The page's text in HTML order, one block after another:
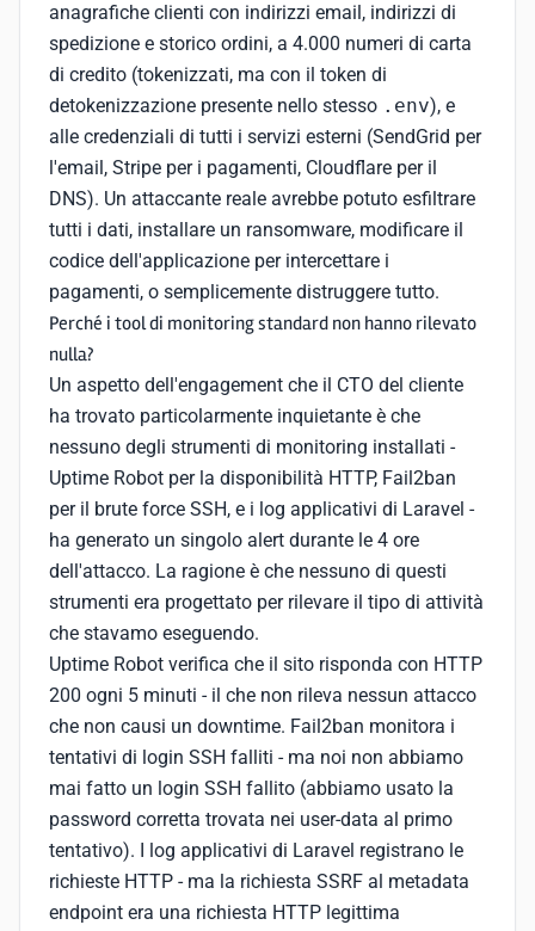
anagrafiche clienti con indirizzi email, indirizzi di
spedizione e storico ordini, a 4.000 numeri di carta
di credito (tokenizzati, ma con il token di
detokenizzazione presente nello stesso .env), e
alle credenziali di tutti i servizi esterni (SendGrid per
l'email, Stripe per i pagamenti, Cloudflare per il
DNS). Un attaccante reale avrebbe potuto esfiltrare
tutti i dati, installare un ransomware, modificare il
codice dell'applicazione per intercettare i
pagamenti, o semplicemente distruggere tutto.
Perché i tool di monitoring standard non hanno rilevato
nulla?
Un aspetto dell'engagement che il CTO del cliente
ha trovato particolarmente inquietante è che
nessuno degli strumenti di monitoring installati -
Uptime Robot per la disponibilità HTTP, Fail2ban
per il brute force SSH, e i log applicativi di Laravel -
ha generato un singolo alert durante le 4 ore
dell'attacco. La ragione è che nessuno di questi
strumenti era progettato per rilevare il tipo di attività
che stavamo eseguendo.
Uptime Robot verifica che il sito risponda con HTTP
200 ogni 5 minuti - il che non rileva nessun attacco
che non causi un downtime. Fail2ban monitora i
tentativi di login SSH falliti - ma noi non abbiamo
mai fatto un login SSH fallito (abbiamo usato la
password corretta trovata nei user-data al primo
tentativo). I log applicativi di Laravel registrano le
richieste HTTP - ma la richiesta SSRF al metadata
endpoint era una richiesta HTTP legittima